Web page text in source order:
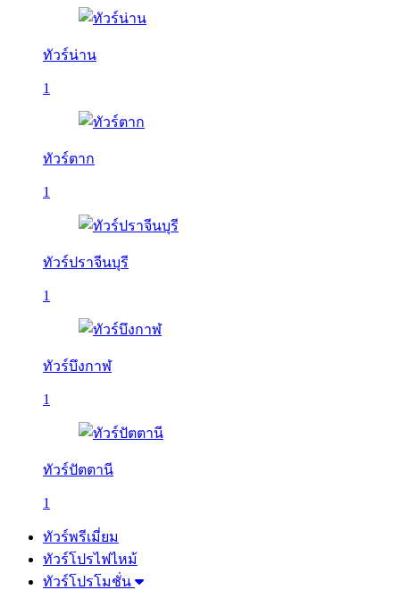
ทัวร์น่าน
1
ทัวร์ตาก
1
ทัวร์ปราจีนบุรี
1
ทัวร์บึงกาฬ
1
ทัวร์ปัตตานี
1
ทัวร์พรีเมี่ยม
ทัวร์โปรไฟไหม้
ทัวร์โปรโมชั่น